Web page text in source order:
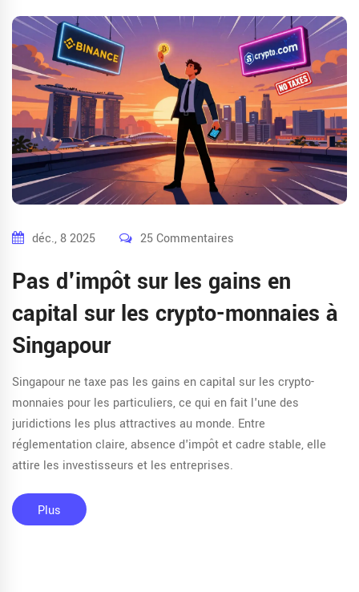
déc., 8 2025 25 Commentaires
Pas d'impôt sur les gains en
capital sur les crypto-monnaies à
Singapour
Singapour ne taxe pas les gains en capital sur les crypto-
monnaies pour les particuliers, ce qui en fait l'une des
juridictions les plus attractives au monde. Entre
réglementation claire, absence d'impôt et cadre stable, elle
attire les investisseurs et les entreprises.
Plus